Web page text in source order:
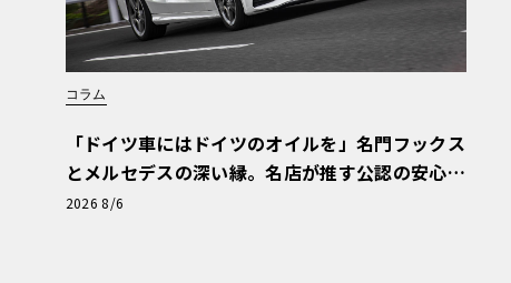
コラム
「ドイツ車にはドイツのオイルを」名門フックス
とメルセデスの深い縁。名店が推す公認の安心
と、Cクラスで味わうシルキーな走り〈PR〉
2026 8/6